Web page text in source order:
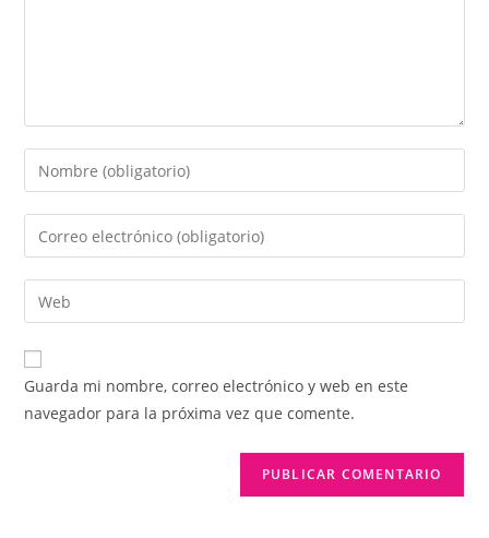
Introduce
tu
nombre
de
usuario
para
comentar
Introduce
tu
dirección
de
electrónico
para
comentar
Introduce
la
URL
de
Guarda mi nombre, correo electrónico y web en este
navegador para la próxima vez que comente.